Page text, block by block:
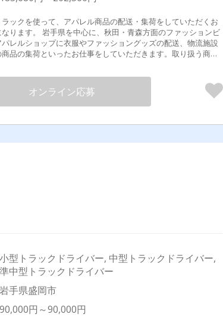
ラックを使って、アパレル商品の配送・集荷をしていただくお
ります。 岩手県を中心に、秋田・青森方面のファッションビ
パレルショップに衣服やファッショングッズの配送、物流施設
品の集荷といったお仕事をしていただきます。取り扱う商品
いるので、手積み手降ろしでも楽々です。また配送先はある
っているので、道を覚えるのも楽々です。 ＊変更範囲：なし
間あり １４日間オンライン応募
小型トラックドライバー, 中型トラックドライバー,
準中型トラックドライバー
岩手県盛岡市
90,000円～90,000円